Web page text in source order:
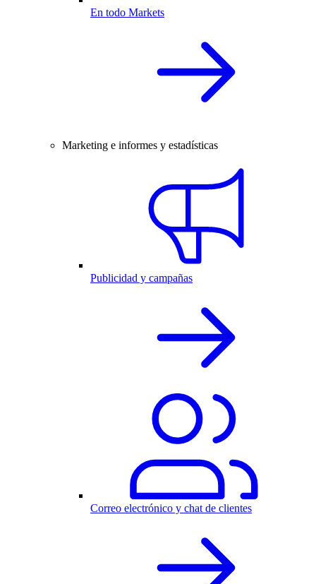
En todo Markets
Marketing e informes y estadísticas
Publicidad y campañas
Correo electrónico y chat de clientes